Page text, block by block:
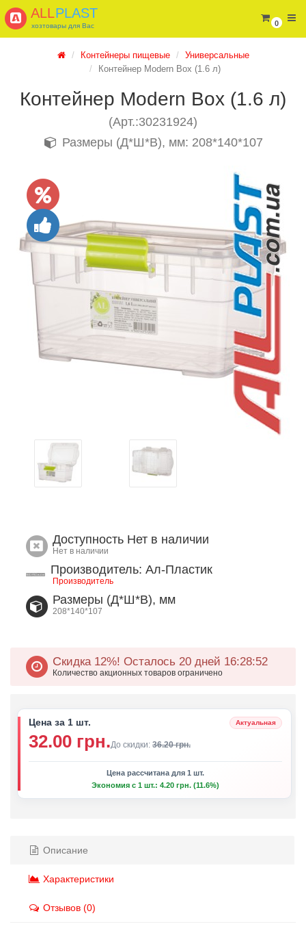
0
ALLPLAST
хозтовары для Вас
Контейнеры пищевые
Универсальные
Контейнер Modern Box (1.6 л)
Контейнер Modern Box (1.6 л)
(Арт.:30231924)
Размеры (Д*Ш*В), мм: 208*140*107
Доступность Нет в наличии
Нет в наличии
Производитель: Ал-Пластик
Производитель
Размеры (Д*Ш*В), мм
208*140*107
Скидка 12%!Осталось 20 дней 16:28:52
Количество акционных товаров ограничено
Цена за 1 шт. Актуальная
32.00 грн.До скидки: 36.20 грн.
Цена рассчитана для 1 шт.
Экономия с 1 шт.: 4.20 грн. (11.6%)
Описание
Характеристики
Отзывов (0)